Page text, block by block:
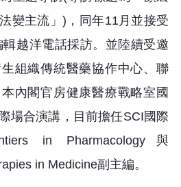
變主流」)，同年11月並接受
越洋電話採訪。並陸續受邀
組織傳統醫藥協作中心、聯
內閣官房健康醫療戰略室國
場合演講，目前擔任SCI國際
in Pharmacology與
in Medicine副主編。